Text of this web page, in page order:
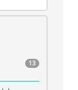
13